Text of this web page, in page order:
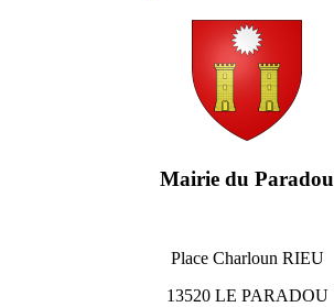
Mairie du Paradou
Place Charloun RIEU
13520 LE PARADOU